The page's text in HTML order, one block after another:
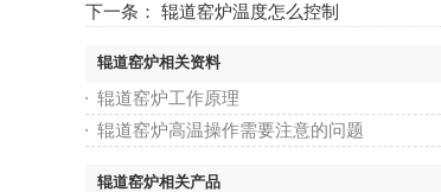
下一条： 辊道窑炉温度怎么控制
辊道窑炉相关资料
辊道窑炉工作原理
辊道窑炉高温操作需要注意的问题
辊道窑炉相关产品